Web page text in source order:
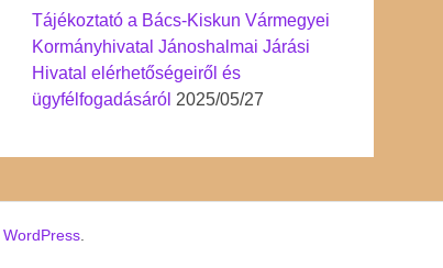
Tájékoztató a Bács-Kiskun Vármegyei
Kormányhivatal Jánoshalmai Járási
Hivatal elérhetőségeiről és
ügyfélfogadásáról 2025/05/27
WordPress